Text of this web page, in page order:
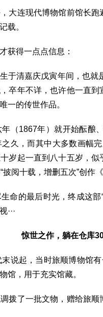
连现代博物馆前馆长跑
载。
得一点点信息：
清嘉庆戊寅年间，也就
卒年不详，也许他一直
一的传世作品。
（1867年）就开始酝酿
久，而其中大多数画幅
岁起一直到八十五岁，
阅十载，增删五次”创作
的最后时光，终成这部“
···
惊世之作，躺在仓库
起，当时旅顺博物馆有
馆，用于充实馆藏。
了一批文物，赠给旅顺